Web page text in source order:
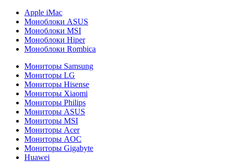
Apple iMac
Моноблоки ASUS
Моноблоки MSI
Моноблоки Hiper
Моноблоки Rombica
Мониторы Samsung
Мониторы LG
Мониторы Hisense
Мониторы Xiaomi
Мониторы Philips
Мониторы ASUS
Мониторы MSI
Мониторы Acer
Мониторы AOC
Мониторы Gigabyte
Huawei